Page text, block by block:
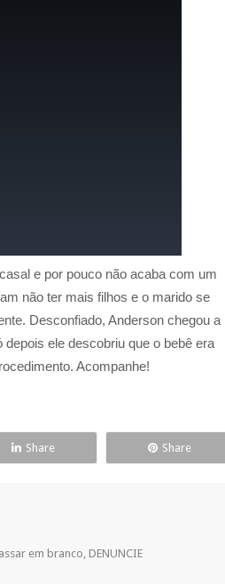
e por pouco não acaba com um
não ter mais filhos e o marido se
Desconfiado, Anderson chegou a
ele descobriu que o bebê era
Acompanhe!
Share Share
em branco, DENUNCIE